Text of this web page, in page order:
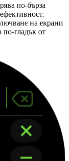
по-бърза
на екрани
по-гладък от